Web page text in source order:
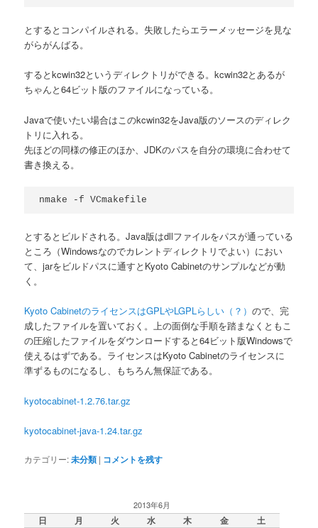
とするとコンパイルされる。失敗したらエラーメッセージを見な
がらがんばる。
するとkcwin32というディレクトリができる。kcwin32とあるが
ちゃんと64ビット版のファイルになっている。
Javaで使いたい場合はこのkcwin32をJava版のソースのディレク
トリに入れる。
先ほどの同様の修正のほか、JDKのパスを自分の環境に合わせて
書き換える。
とするとビルドされる。Java版はdllファイルをパスが通っている
ところ（Windowsなのでカレントディレクトリでよい）におい
て、jarをビルドパスに通すとKyoto Cabinetのサンプルなどが動
く。
Kyoto CabinetのライセンスはGPLやLGPLらしい（？）ので、完
成したファイルを置いておく。上の面倒な手順を踏まなくともこ
の圧縮したファイルをダウンロードすると64ビット版Windowsで
使えるはずである。ライセンスはKyoto Cabinetのライセンスに
準ずるものになるし、もちろん無保証である。
kyotocabinet-1.2.76.tar.gz
kyotocabinet-java-1.24.tar.gz
カテゴリー:未分類 | コメントを残す
2013年6月
日 月 火 水 木 金 土